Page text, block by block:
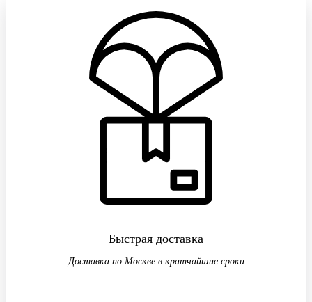
Быстрая доставка
Доставка по Москве в кратчайшие сроки